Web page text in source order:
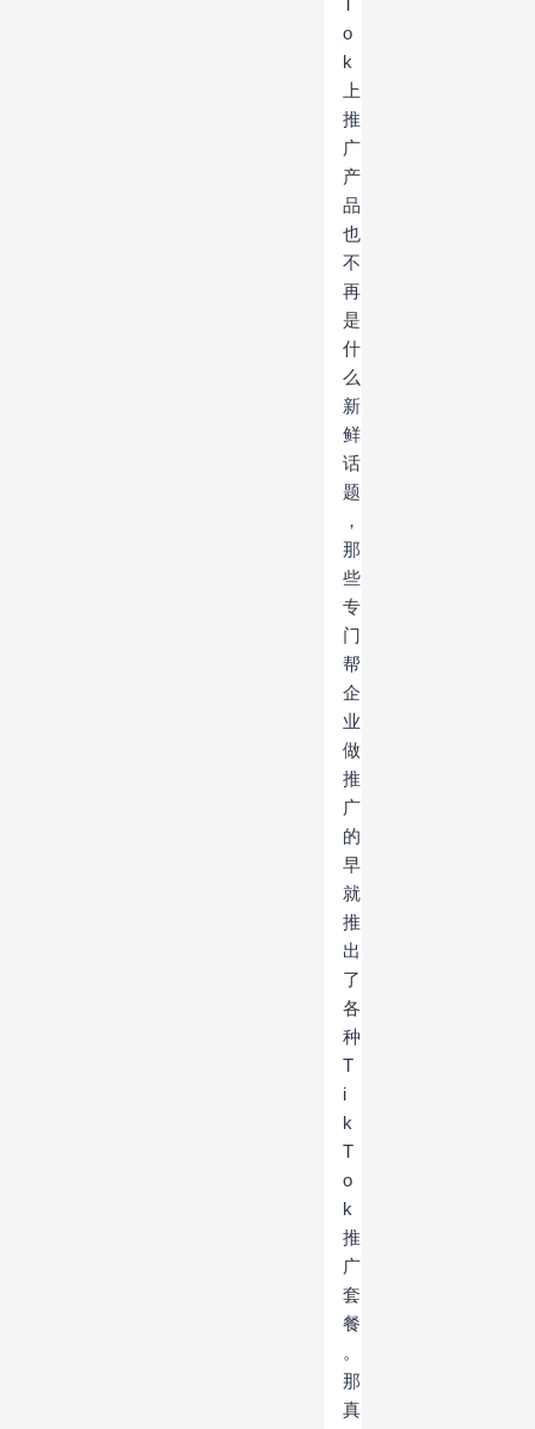
o
k
上
推
广
产
品
也
不
再
是
什
么
新
鲜
话
题
，
那
些
专
门
帮
企
业
做
推
广
的
早
就
推
出
了
各
种
T
i
k
T
o
k
推
广
套
餐
。
那
真